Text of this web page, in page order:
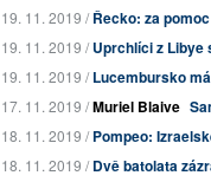
19. 11. 2019 /Řecko: za
19. 11. 2019 /Uprchlíci z Libye
19. 11. 2019 /Lucembursko
17. 11. 2019 /Muriel Blaive
18. 11. 2019 /Pompeo:
18. 11. 2019 /Dvě batolata